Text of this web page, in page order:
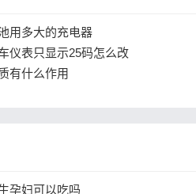
用多大的充电器
仪表只显示25码怎么改
有什么作用
孕妇可以吃吗